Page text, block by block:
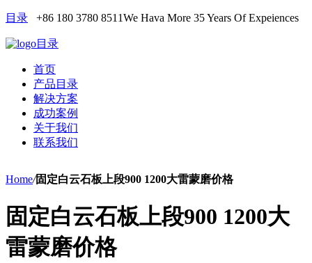
目录 +86 180 3780 8511We Hava More 35 Years Of Expeiences
目录
首页
产品目录
解决方案
成功案例
关于我们
联系我们
Home/固定白云石板上段900 1200大雷蒙磨价格
固定白云石板上段900 1200大
雷蒙磨价格